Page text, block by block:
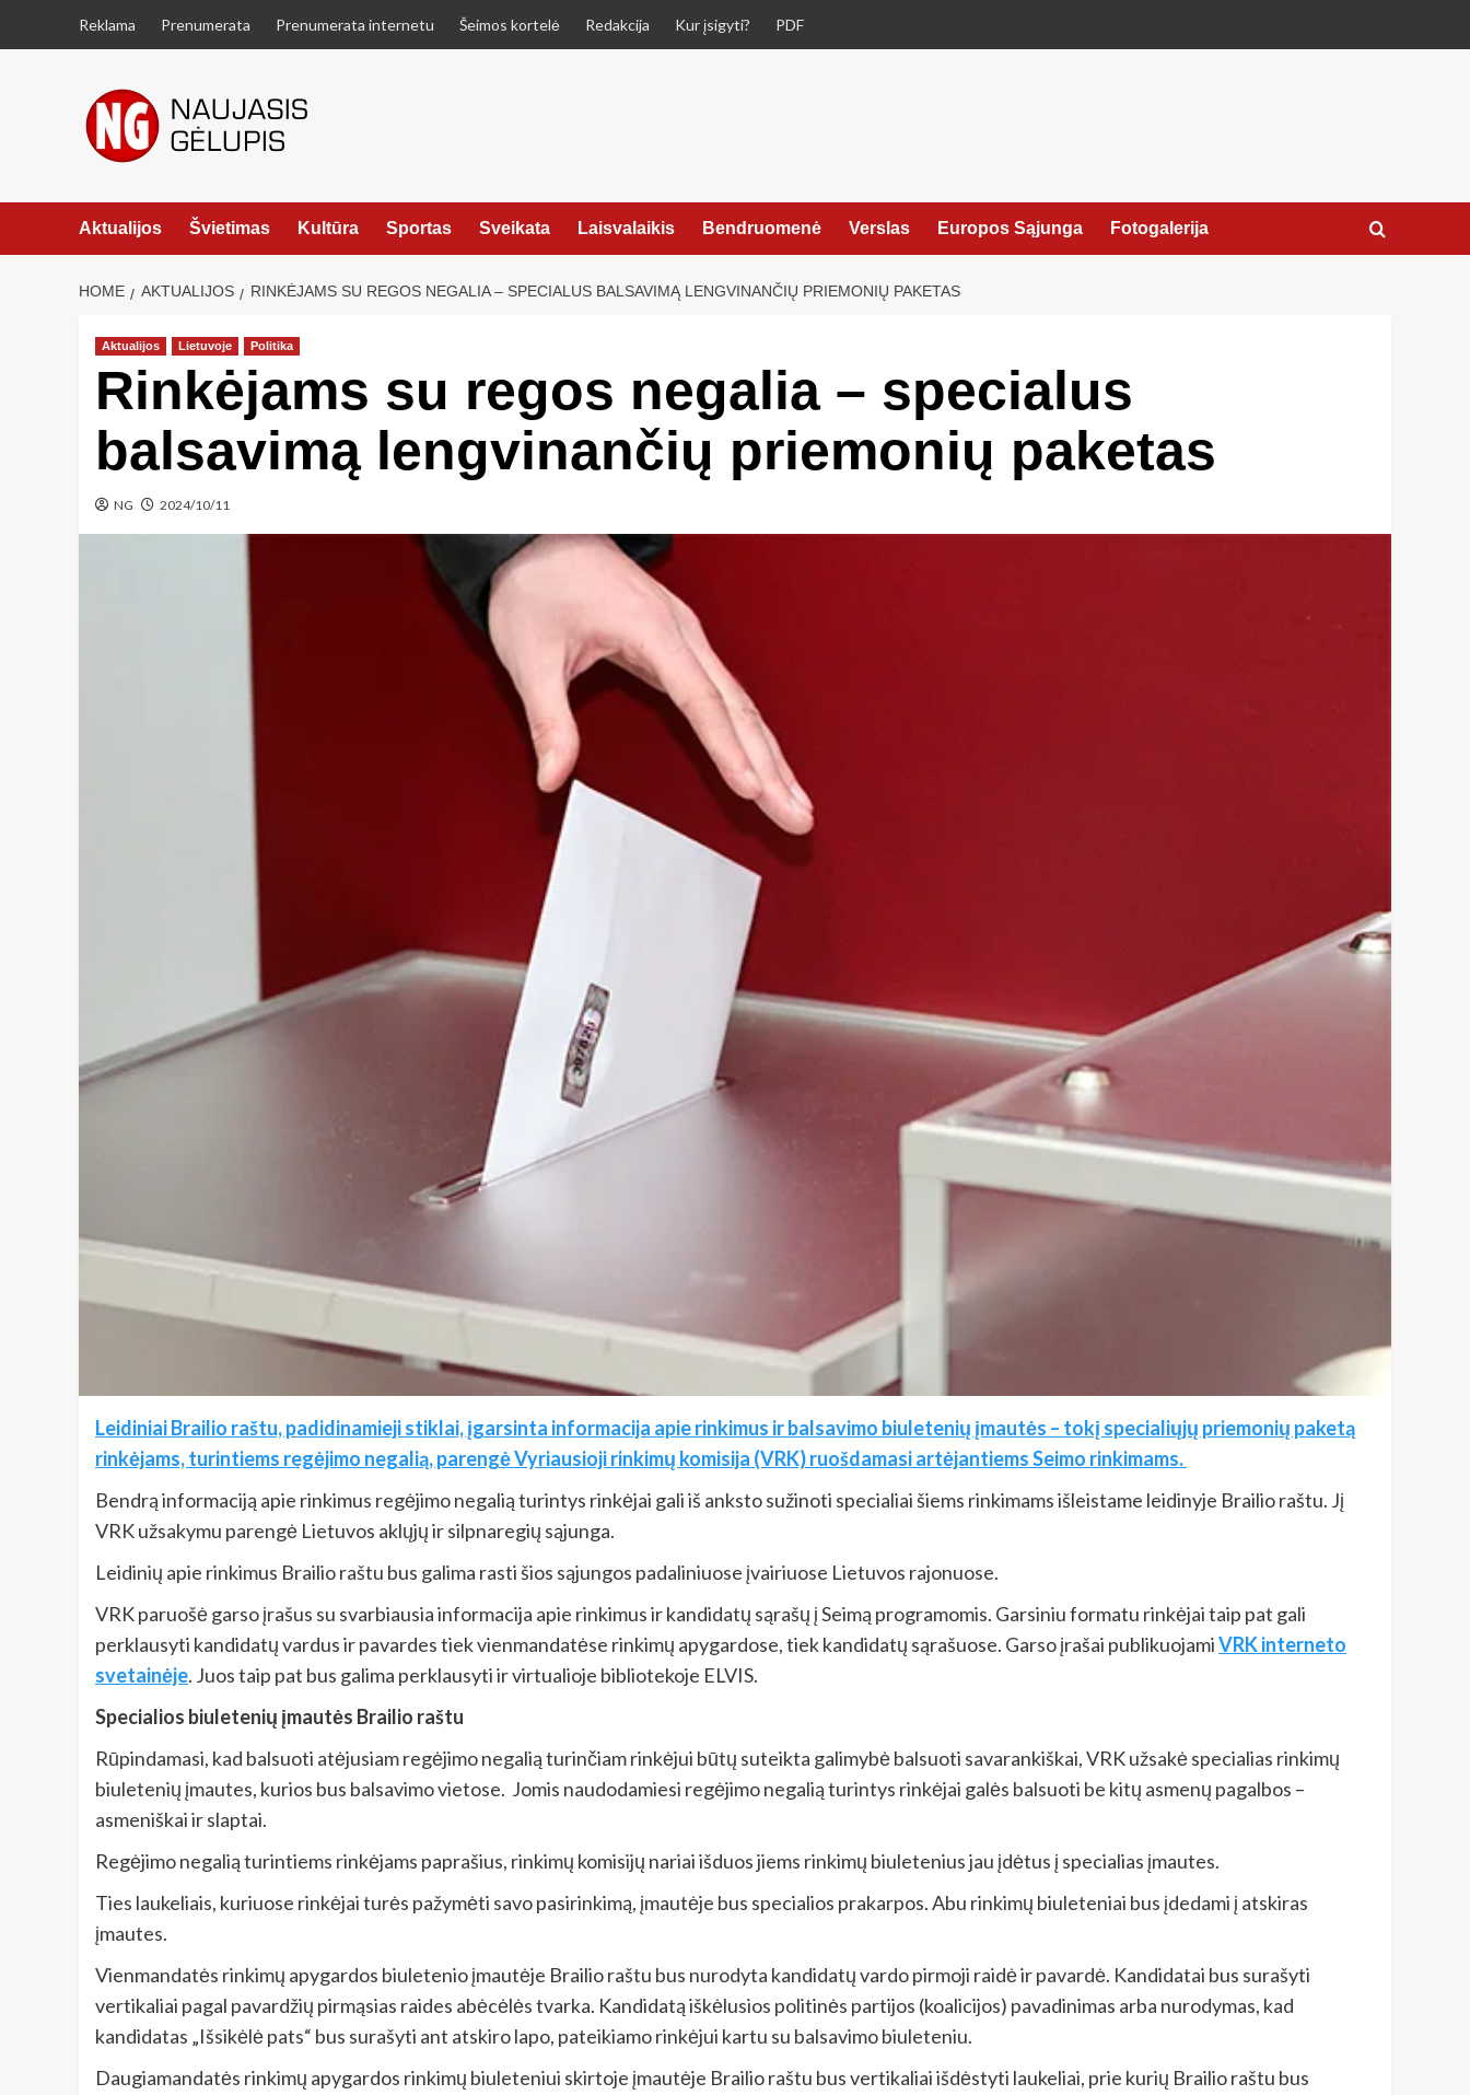
Reklama Prenumerata Prenumerata internetu Šeimos kortelė Redakcija Kur įsigyti? PDF
Aktualijos Švietimas Kultūra Sportas Sveikata Laisvalaikis Bendruomenė Verslas Europos Sąjunga Fotogalerija
HOME AKTUALIJOS RINKĖJAMS SU REGOS NEGALIA – SPECIALUS BALSAVIMĄ LENGVINANČIŲ PRIEMONIŲ PAKETAS
Aktualijos Lietuvoje Politika
Rinkėjams su regos negalia – specialus
balsavimą lengvinančių priemonių paketas
NG 2024/10/11
Leidiniai Brailio raštu, padidinamieji stiklai, įgarsinta informacija apie rinkimus ir balsavimo biuletenių įmautės – tokį specialiųjų priemonių paketą
rinkėjams, turintiems regėjimo negalią, parengė Vyriausioji rinkimų komisija (VRK) ruošdamasi artėjantiems Seimo rinkimams.
Bendrą informaciją apie rinkimus regėjimo negalią turintys rinkėjai gali iš anksto sužinoti specialiai šiems rinkimams išleistame leidinyje Brailio raštu. Jį
VRK užsakymu parengė Lietuvos aklųjų ir silpnaregių sąjunga.
Leidinių apie rinkimus Brailio raštu bus galima rasti šios sąjungos padaliniuose įvairiuose Lietuvos rajonuose.
VRK paruošė garso įrašus su svarbiausia informacija apie rinkimus ir kandidatų sąrašų į Seimą programomis. Garsiniu formatu rinkėjai taip pat gali
perklausyti kandidatų vardus ir pavardes tiek vienmandatėse rinkimų apygardose, tiek kandidatų sąrašuose. Garso įrašai publikuojamiVRK interneto
svetainėje. Juos taip pat bus galima perklausyti ir virtualioje bibliotekoje ELVIS.
Specialios biuletenių įmautės Brailio raštu
Rūpindamasi, kad balsuoti atėjusiam regėjimo negalią turinčiam rinkėjui būtų suteikta galimybė balsuoti savarankiškai, VRK užsakė specialias rinkimų
biuletenių įmautes, kurios bus balsavimo vietose. Jomis naudodamiesi regėjimo negalią turintys rinkėjai galės balsuoti be kitų asmenų pagalbos –
asmeniškai ir slaptai.
Regėjimo negalią turintiems rinkėjams paprašius, rinkimų komisijų nariai išduos jiems rinkimų biuletenius jau įdėtus į specialias įmautes.
Ties laukeliais, kuriuose rinkėjai turės pažymėti savo pasirinkimą, įmautėje bus specialios prakarpos. Abu rinkimų biuleteniai bus įdedami į atskiras
įmautes.
Vienmandatės rinkimų apygardos biuletenio įmautėje Brailio raštu bus nurodyta kandidatų vardo pirmoji raidė ir pavardė. Kandidatai bus surašyti
vertikaliai pagal pavardžių pirmąsias raides abėcėlės tvarka. Kandidatą iškėlusios politinės partijos (koalicijos) pavadinimas arba nurodymas, kad
kandidatas „Išsikėlė pats“ bus surašyti ant atskiro lapo, pateikiamo rinkėjui kartu su balsavimo biuleteniu.
Daugiamandatės rinkimų apygardos rinkimų biuleteniui skirtoje įmautėje Brailio raštu bus vertikaliai išdėstyti laukeliai, prie kurių Brailio raštu bus